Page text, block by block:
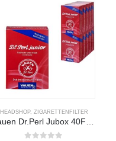
HEADSHOP, ZIGARETTENFILTER
Vauen Dr.Perl Jubox 40Filter